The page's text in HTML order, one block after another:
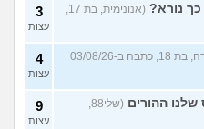
נורא? 3
עצות
(שירה, בת 18, כתבה ב-03/08/26
4
עצות
ההורים 9
עצות